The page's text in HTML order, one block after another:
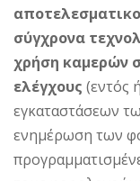
σύγχρονα
χρήση καμερών
ελέγχους (εντός
εγκαταστάσεων
ενημέρωση των